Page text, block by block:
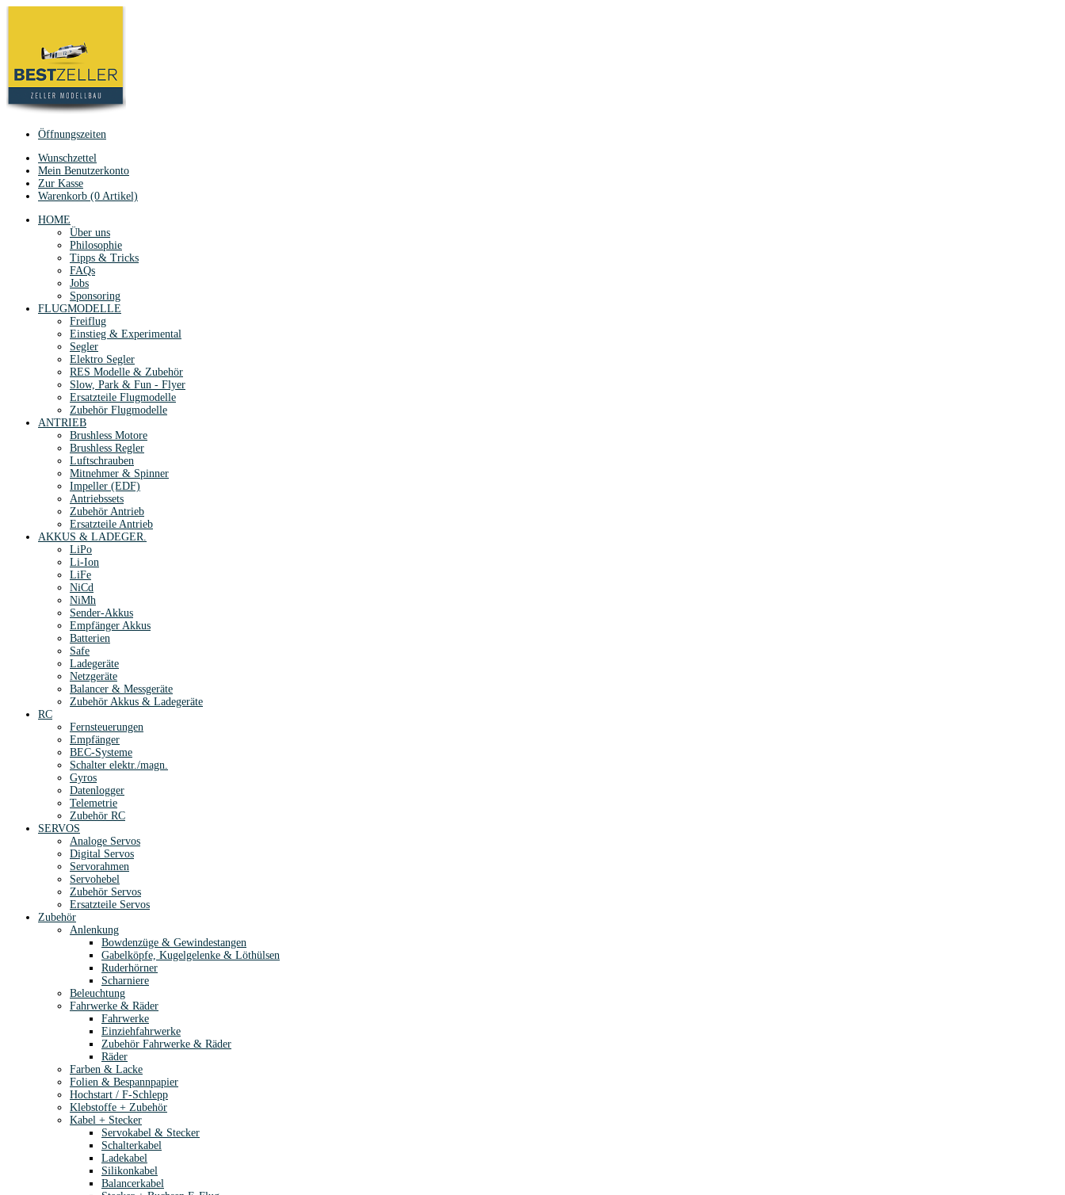
Öffnungszeiten
Wunschzettel
Mein Benutzerkonto
Zur Kasse
Warenkorb (0 Artikel)
HOME
Über uns
Philosophie
Tipps & Tricks
FAQs
Jobs
Sponsoring
FLUGMODELLE
Freiflug
Einstieg & Experimental
Segler
Elektro Segler
RES Modelle & Zubehör
Slow, Park & Fun - Flyer
Ersatzteile Flugmodelle
Zubehör Flugmodelle
ANTRIEB
Brushless Motore
Brushless Regler
Luftschrauben
Mitnehmer & Spinner
Impeller (EDF)
Antriebssets
Zubehör Antrieb
Ersatzteile Antrieb
AKKUS & LADEGER.
LiPo
Li-Ion
LiFe
NiCd
NiMh
Sender-Akkus
Empfänger Akkus
Batterien
Safe
Ladegeräte
Netzgeräte
Balancer & Messgeräte
Zubehör Akkus & Ladegeräte
RC
Fernsteuerungen
Empfänger
BEC-Systeme
Schalter elektr./magn.
Gyros
Datenlogger
Telemetrie
Zubehör RC
SERVOS
Analoge Servos
Digital Servos
Servorahmen
Servohebel
Zubehör Servos
Ersatzteile Servos
Zubehör
Anlenkung
Bowdenzüge & Gewindestangen
Gabelköpfe, Kugelgelenke & Löthülsen
Ruderhörner
Scharniere
Beleuchtung
Fahrwerke & Räder
Fahrwerke
Einziehfahrwerke
Zubehör Fahrwerke & Räder
Räder
Farben & Lacke
Folien & Bespannpapier
Hochstart / F-Schlepp
Klebstoffe + Zubehör
Kabel + Stecker
Servokabel & Stecker
Schalterkabel
Ladekabel
Silikonkabel
Balancerkabel